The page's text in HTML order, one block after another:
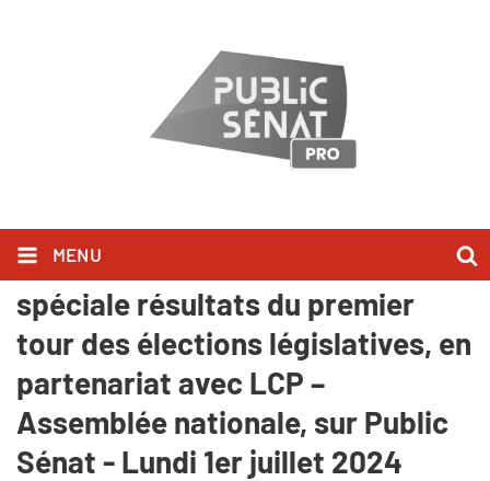
MENU
Ils l'ont dit dans l'émission
spéciale résultats du premier
tour des élections législatives, en
partenariat avec LCP –
Assemblée nationale, sur Public
Sénat - Lundi 1er juillet 2024